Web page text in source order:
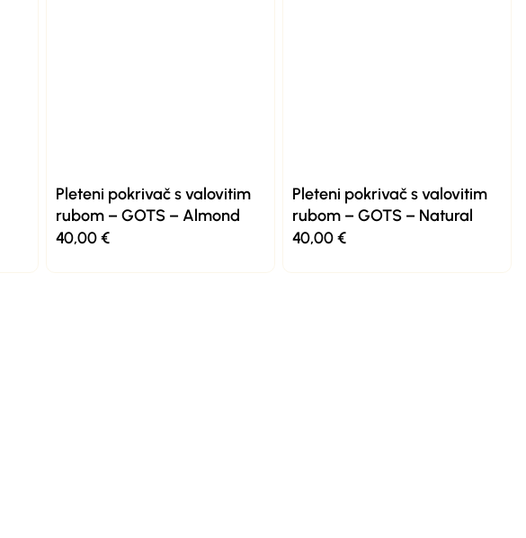
Pleteni pokrivač s valovitim
rubom – GOTS – Almond
40,00€
Pleteni pokrivač s valovitim
rubom – GOTS – Natural
40,00€